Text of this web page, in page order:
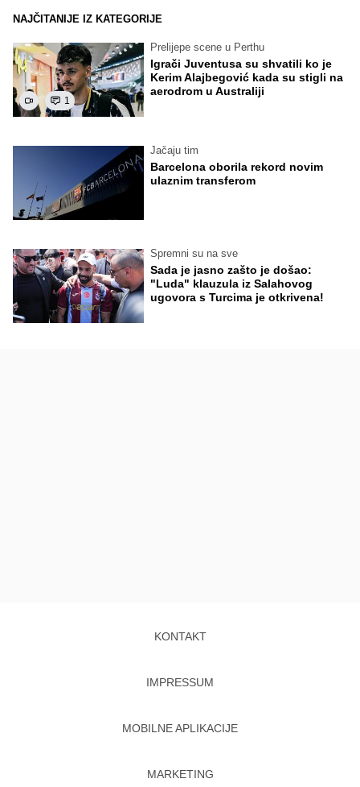
NAJČITANIJE IZ KATEGORIJE
1
Prelijepe scene u Perthu
Igrači Juventusa su shvatili ko je
Kerim Alajbegović kada su stigli na
aerodrom u Australiji
Jačaju tim
Barcelona oborila rekord novim
ulaznim transferom
Spremni su na sve
Sada je jasno zašto je došao:
"Luda" klauzula iz Salahovog
ugovora s Turcima je otkrivena!
KONTAKT
IMPRESSUM
MOBILNE APLIKACIJE
MARKETING